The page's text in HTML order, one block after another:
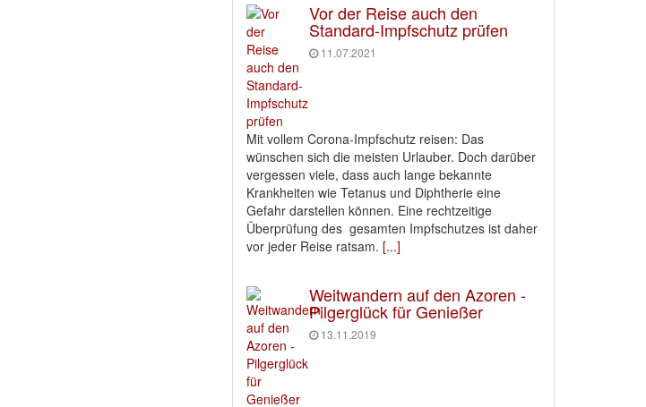
Vor der Reise auch den
Standard-Impfschutz prüfen
11.07.2021
Mit vollem Corona-Impfschutz reisen: Das
wünschen sich die meisten Urlauber. Doch darüber
vergessen viele, dass auch lange bekannte
Krankheiten wie Tetanus und Diphtherie eine
Gefahr darstellen können. Eine rechtzeitige
Überprüfung des gesamten Impfschutzes ist daher
vor jeder Reise ratsam. [...]
Weitwandern auf den Azoren -
Pilgerglück für Genießer
13.11.2019